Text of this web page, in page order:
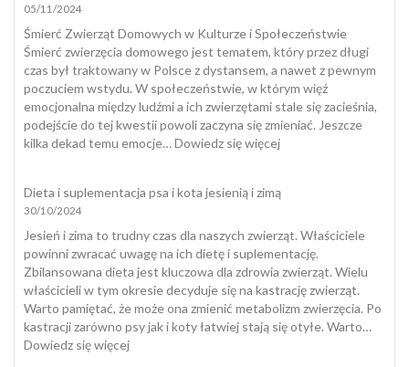
05/11/2024
Śmierć Zwierząt Domowych w Kulturze i Społeczeństwie
Śmierć zwierzęcia domowego jest tematem, który przez długi
czas był traktowany w Polsce z dystansem, a nawet z pewnym
poczuciem wstydu. W społeczeństwie, w którym więź
emocjonalna między ludźmi a ich zwierzętami stale się zacieśnia,
podejście do tej kwestii powoli zaczyna się zmieniać. Jeszcze
kilka dekad temu emocje…Dowiedz się więcej:
Jak
Polsce
przeżywamy
śmierć
zwierząt
domowych
i
Dieta i suplementacja psa i kota jesienią i zimą
30/10/2024
Jesień i zima to trudny czas dla naszych zwierząt. Właściciele
powinni zwracać uwagę na ich dietę i suplementację.
Zbilansowana dieta jest kluczowa dla zdrowia zwierząt. Wielu
właścicieli w tym okresie decyduje się na kastrację zwierząt.
Warto pamiętać, że może ona zmienić metabolizm zwierzęcia. Po
kastracji zarówno psy jak i koty łatwiej stają się otyłe. Warto…
Dowiedz się więcej: